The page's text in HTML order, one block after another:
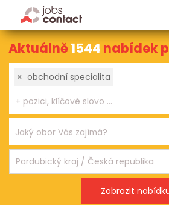
Aktuálně1544 nabídek
× obchodní specialita